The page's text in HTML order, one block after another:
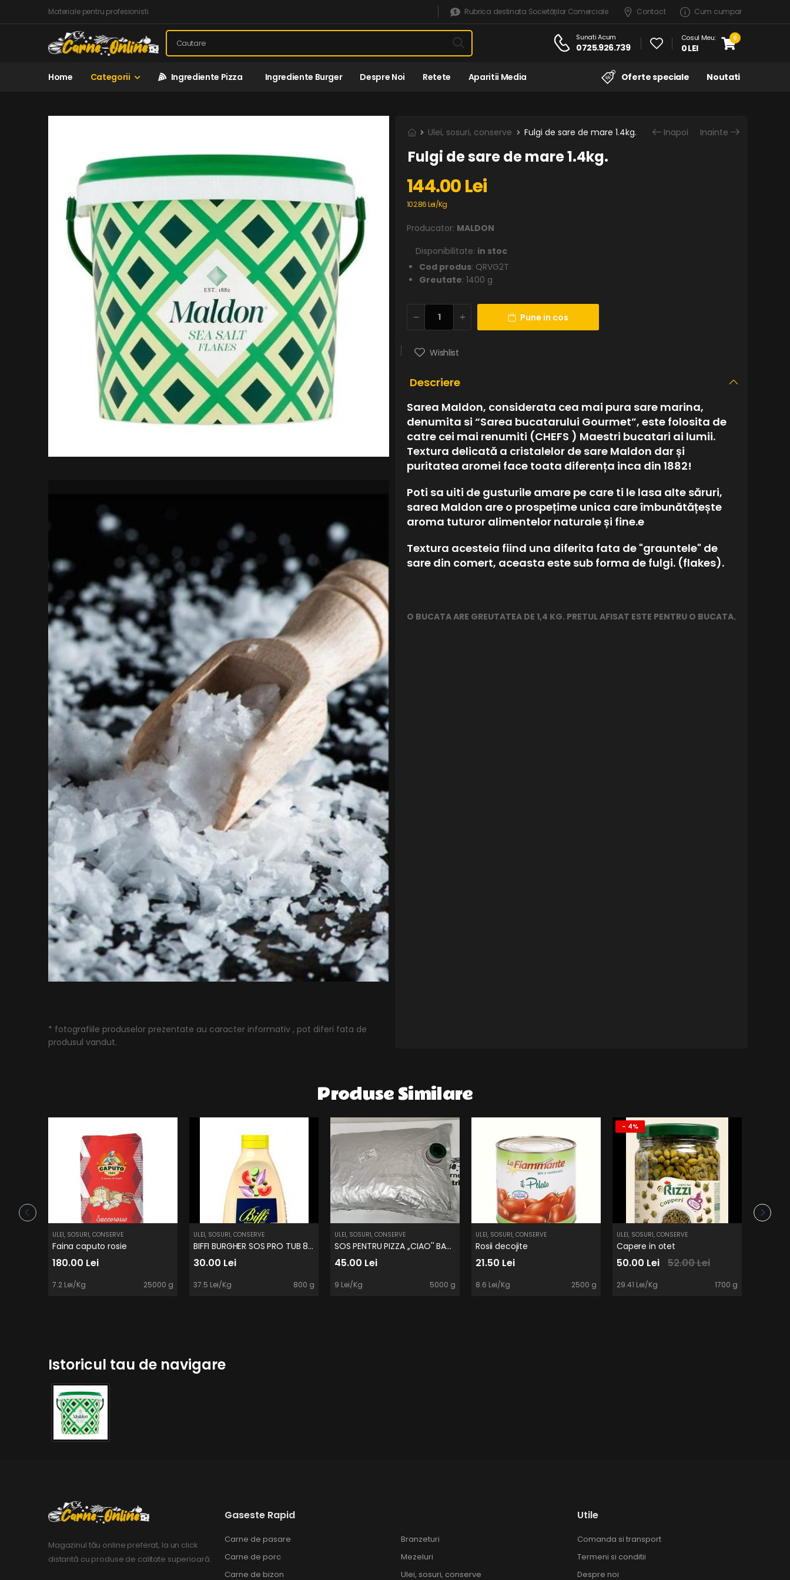
Materiale pentru profesionisti Rubrica destinata Societăților Comerciale Contact Cum cumpar
Sunati Acum
0725.926.739
Cosul Meu:
0 LEI
0
Home Categorii Ingrediente Pizza Ingrediente Burger Despre Noi Retete Aparitii Media Oferte speciale Noutati
* fotografiile produselor prezentate au caracter informativ , pot diferi fata de
produsul vandut.
Ulei, sosuri, conserve Fulgi de sare de mare 1.4kg. Inapoi Inainte
Fulgi de sare de mare 1.4kg.
144.00 Lei
102.86 Lei/Kg
Producator: MALDON
Disponibilitate: in stoc
Cod produs: QRVG2T
Greutate: 1400 g
Pune in cos
Wishlist
Descriere
Sarea Maldon, considerata cea mai pura sare marina,
denumita si “Sarea bucatarului Gourmet”, este folosita de
catre cei mai renumiti (CHEFS ) Maestri bucatari ai lumii.
Textura delicată a cristalelor de sare Maldon dar și
puritatea aromei face toata diferența inca din 1882!
Poti sa uiti de gusturile amare pe care ti le lasa alte săruri,
sarea Maldon are o prospețime unica care îmbunătățește
aroma tuturor alimentelor naturale și fine.e
Textura acesteia fiind una diferita fata de "grauntele" de
sare din comert, aceasta este sub forma de fulgi. (flakes).
O BUCATA ARE GREUTATEA DE 1,4 KG. PRETUL AFISAT ESTE PENTRU O BUCATA.
Produse Similare
ULEI, SOSURI, CONSERVE
Faina caputo rosie
180.00 Lei
7.2 Lei/Kg 25000 g
ULEI, SOSURI, CONSERVE
BIFFI BURGHER SOS PRO TUB 800g.
30.00 Lei
37.5 Lei/Kg 800 g
ULEI, SOSURI, CONSERVE
SOS PENTRU PIZZA ,,CIAO'' BAG IN BOX
45.00 Lei
9 Lei/Kg 5000 g
ULEI, SOSURI, CONSERVE
Rosii decojite
21.50 Lei
8.6 Lei/Kg 2500 g
- 4%
ULEI, SOSURI, CONSERVE
Capere in otet
50.00 Lei 52.00 Lei
29.41 Lei/Kg 1700 g
Istoricul tau de navigare
Magazinul tău online preferat, la un click
distantă cu produse de calitate superioară.
Gaseste Rapid
Carne de pasare
Carne de porc
Carne de bizon
Branzeturi
Mezeluri
Ulei, sosuri, conserve
Utile
Comanda si transport
Termeni si conditii
Despre noi